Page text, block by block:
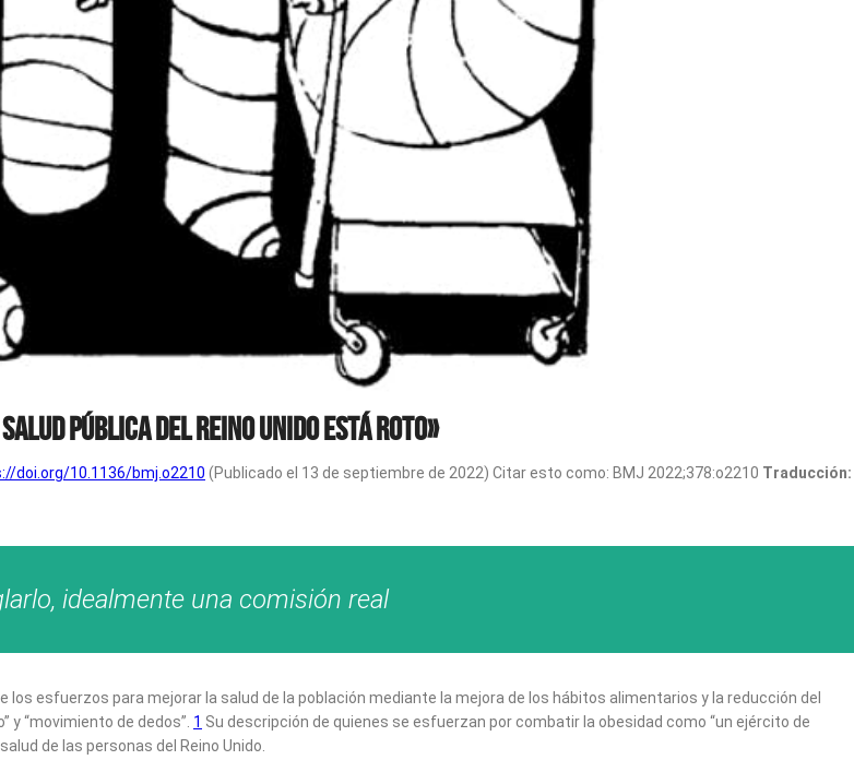
pública del Reino Unido está roto»
doi.org/10.1136/bmj.o2210 (Publicado el 13 de septiembre de 2022) Citar esto como: BMJ 2022;378:o2210 Traducción:
idealmente una comisión real
los esfuerzos para mejorar la salud de la población mediante la mejora de los hábitos alimentarios y la reducción del
y “movimiento de dedos”. 1 Su descripción de quienes se esfuerzan por combatir la obesidad como “un ejército de
de las personas del Reino Unido.